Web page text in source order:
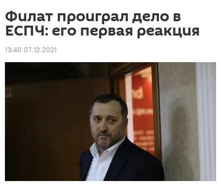
Филат проиграл дело в
ЕСПЧ: его первая реакция
13:40 07.12.2021